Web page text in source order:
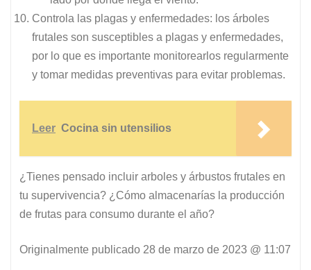
Controla las plagas y enfermedades: los árboles
frutales son susceptibles a plagas y enfermedades,
por lo que es importante monitorearlos regularmente
y tomar medidas preventivas para evitar problemas.
Leer Cocina sin utensilios
¿Tienes pensado incluir arboles y árbustos frutales en
tu supervivencia? ¿Cómo almacenarías la producción
de frutas para consumo durante el año?
Originalmente publicado 28 de marzo de 2023 @ 11:07